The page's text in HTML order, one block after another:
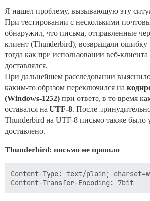
Я нашел проблему, вызывающую эту
При тестировании с несколькими
обнаружил, что письма, отправленные
клиент (Thunderbird), возвращали ошибку
тогда как при использовании веб-
доставлялся.
При дальнейшем расследовании
каким-то образом переключился на
(Windows-1252) при ответе, в то время
оставался на UTF-8. После
Thunderbird на UTF-8 письмо также было
доставлено.
Thunderbird: письмо не прошло
Content-Type: text/plain;